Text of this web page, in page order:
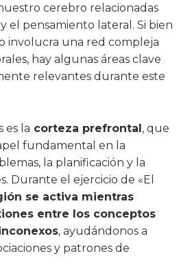
cerebro relacionadas
el pensamiento lateral. Si bien
involucra una red compleja
hay algunas áreas clave
relevantes durante este
es la corteza prefrontal , que
fundamental en la
la planificación y la
Durante el ejercicio de «El
se activa mientras
entre los conceptos
, ayudándonos a
y patrones de